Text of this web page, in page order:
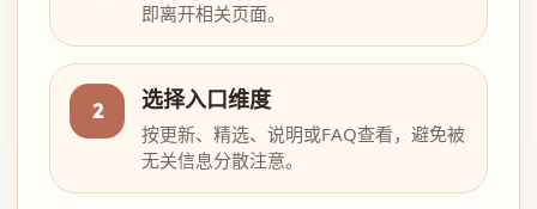
即离开相关页面。
2 选择入口维度
按更新、精选、说明或FAQ查看，避免被
无关信息分散注意。